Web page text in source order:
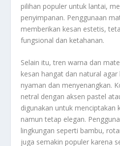
pilihan populer untuk lantai,
penyimpanan. Penggunaan
memberikan kesan estetis,
fungsional dan ketahanan.
Selain itu, tren warna dan
kesan hangat dan natural
nyaman dan menyenangkan.
netral dengan aksen pastel
digunakan untuk menciptakan
namun tetap elegan.
lingkungan seperti bambu,
juga semakin populer karena